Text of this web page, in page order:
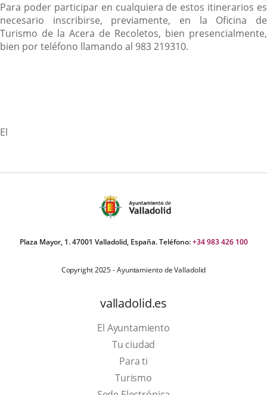
Para poder participar en cualquiera de estos itinerarios es
necesario inscribirse, previamente, en la Oficina de
Turismo de la Acera de Recoletos, bien presencialmente,
bien por teléfono llamando al 983 219310.
El
Plaza Mayor, 1. 47001 Valladolid, España. Teléfono:+34 983 426 100
Copyright 2025 - Ayuntamiento de Valladolid
valladolid.es
El Ayuntamiento
Tu ciudad
Para ti
TurismoThis